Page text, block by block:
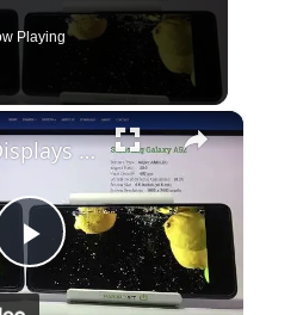
Playing
×
Play
Compare Displays of SAMSUNG Galaxy XCover Pro & SAMSUNG Galaxy A52 5G